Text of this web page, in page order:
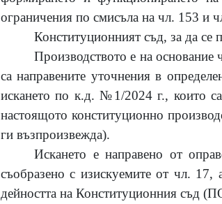
ограничения по смисъла на чл. 153
Конституционният съд, за да се
Производството е на основание
са направените уточнения в
искането по к.д. №1/2024 г., които
настоящото конституционно
ги възпроизвежда).
Искането е направено от
съобразено с изискуемите от чл.
дейността на Конституционния съд